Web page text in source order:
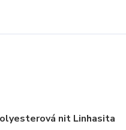
nit Linhasita